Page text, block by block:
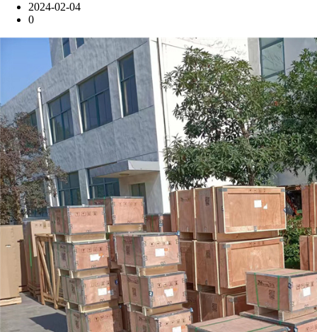
2024-02-04
0